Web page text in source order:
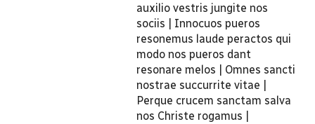
auxilio vestris jungite nos
sociis | Innocuos pueros
resonemus laude peractos qui
modo nos pueros dant
resonare melos | Omnes sancti
nostrae succurrite vitae |
Perque crucem sanctam salva
nos Christe rogamus |